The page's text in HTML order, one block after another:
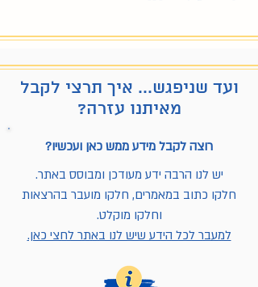
ועד שניפגש... איך תרצי לקבל
מאיתנו עזרה?
רוצה לקבל מידע ממש כאן ועכשיו?
יש לנו הרבה ידע מעודכן ומבוסס באתר.
חלקו כתוב במאמרים, חלקו מועבר בהרצאות
וחלקו מוקלט.
למעבר לכל הידע שיש לנו באתר לחצי כאן.